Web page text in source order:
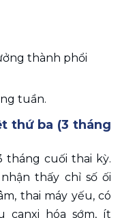
thành phổi
tuần.
thứ ba (3 tháng
tháng cuối thai kỳ.
thấy chỉ số ối
thai máy yếu, có
canxi hóa sớm, ít